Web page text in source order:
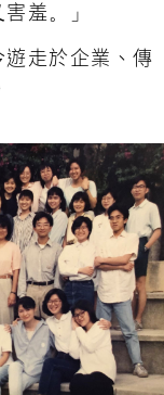
羞。」
走於企業、傳